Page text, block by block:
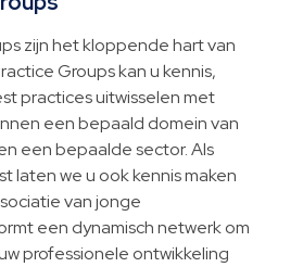
zijn het kloppende hart van
Groups kan u kennis,
practices uitwisselen met
een bepaald domein van
een bepaalde sector. Als
laten we u ook kennis maken
van jonge
een dynamisch netwerk om
professionele ontwikkeling